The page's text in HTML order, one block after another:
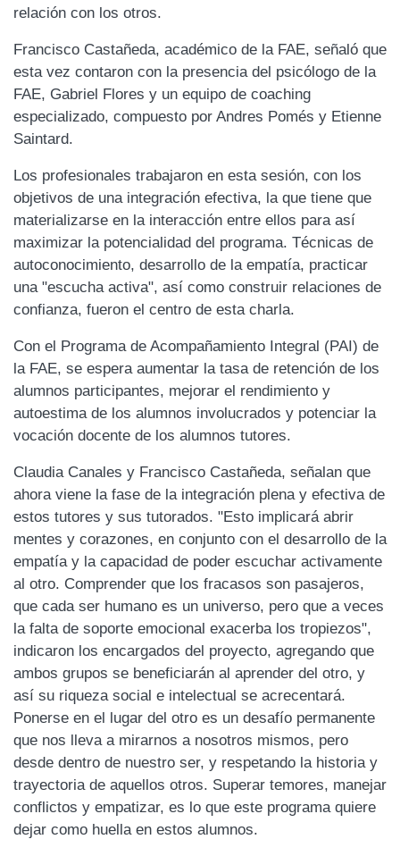
relación con los otros.
Francisco Castañeda, académico de la FAE, señaló que
esta vez contaron con la presencia del psicólogo de la
FAE, Gabriel Flores y un equipo de coaching
especializado, compuesto por Andres Pomés y Etienne
Saintard.
Los profesionales trabajaron en esta sesión, con los
objetivos de una integración efectiva, la que tiene que
materializarse en la interacción entre ellos para así
maximizar la potencialidad del programa. Técnicas de
autoconocimiento, desarrollo de la empatía, practicar
una "escucha activa", así como construir relaciones de
confianza, fueron el centro de esta charla.
Con el Programa de Acompañamiento Integral (PAI) de
la FAE, se espera aumentar la tasa de retención de los
alumnos participantes, mejorar el rendimiento y
autoestima de los alumnos involucrados y potenciar la
vocación docente de los alumnos tutores.
Claudia Canales y Francisco Castañeda, señalan que
ahora viene la fase de la integración plena y efectiva de
estos tutores y sus tutorados. "Esto implicará abrir
mentes y corazones, en conjunto con el desarrollo de la
empatía y la capacidad de poder escuchar activamente
al otro. Comprender que los fracasos son pasajeros,
que cada ser humano es un universo, pero que a veces
la falta de soporte emocional exacerba los tropiezos",
indicaron los encargados del proyecto, agregando que
ambos grupos se beneficiarán al aprender del otro, y
así su riqueza social e intelectual se acrecentará.
Ponerse en el lugar del otro es un desafío permanente
que nos lleva a mirarnos a nosotros mismos, pero
desde dentro de nuestro ser, y respetando la historia y
trayectoria de aquellos otros. Superar temores, manejar
conflictos y empatizar, es lo que este programa quiere
dejar como huella en estos alumnos.